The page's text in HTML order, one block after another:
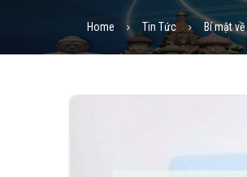
Home Tin Tức Bí mật